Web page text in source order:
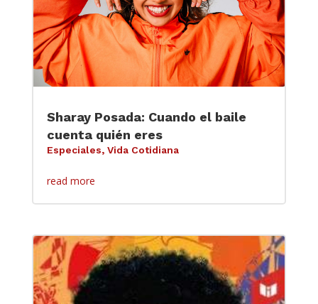
Sharay Posada: Cuando el baile
cuenta quién eres
Especiales, Vida Cotidiana
read more